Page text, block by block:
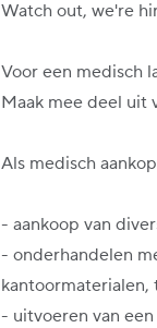
Watch out, we're
Voor een medisch
Maak mee deel uit
Als medisch
- aankoop van
- onderhandelen
kantoormaterialen,
- uitvoeren van